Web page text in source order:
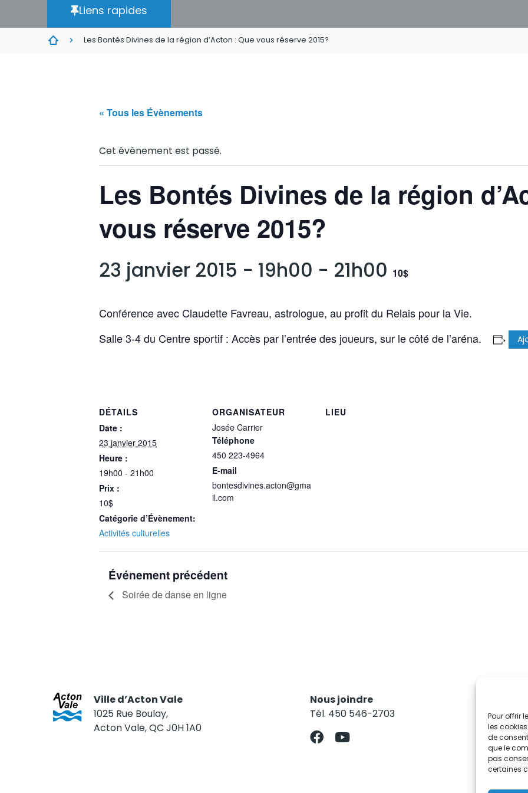
Pour offrir
les
de
que le
pas
certaines
Liens rapides
Les Bontés Divines de la région d’Acton : Que vous réserve 2015?
« Tous les Évènements
Cet évènement est passé.
Les Bontés Divines de la région
vous réserve 2015?
23 janvier 2015 - 19h00 - 21h00 10$
Conférence avec Claudette Favreau, astrologue, au profit du Relais pour la Vie.
Salle 3-4 du Centre sportif : Accès par l’entrée des joueurs, sur le côté de l’aréna.
DÉTAILS
Date :
23 janvier 2015
Heure :
19h00 - 21h00
Prix :
10$
Catégorie d’Évènement:
Activités culturelles
ORGANISATEUR
Josée Carrier
Téléphone
450 223-4964
E-mail
bontesdivines.acton@gma
il.com
LIEU
Événement précédent
Soirée de danse en ligne
Ville d’Acton Vale
1025 Rue Boulay,
Acton Vale, QC J0H 1A0
Nous joindre
Tél. 450 546-2703